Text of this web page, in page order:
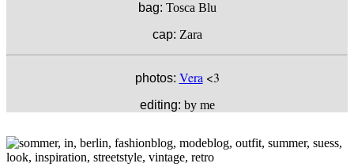
bag: Tosca Blu
cap: Zara
photos: Vera<3
editing: by me